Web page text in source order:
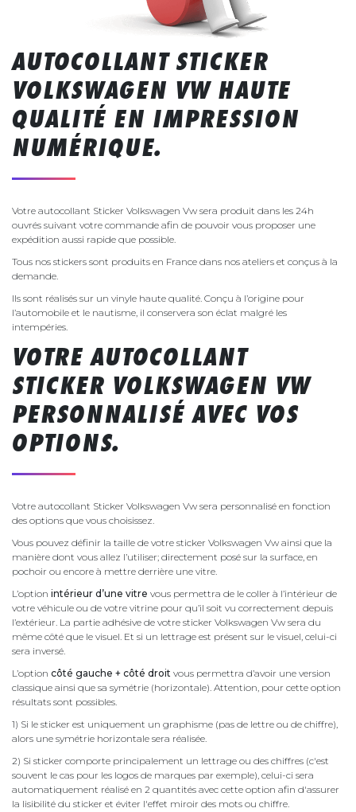
AUTOCOLLANT STICKER
VOLKSWAGEN VW HAUTE
QUALITÉ EN IMPRESSION
NUMÉRIQUE.
Votre autocollant Sticker Volkswagen Vw sera produit dans les 24h
ouvrés suivant votre commande afin de pouvoir vous proposer une
expédition aussi rapide que possible.
Tous nos stickers sont produits en France dans nos ateliers et conçus à la
demande.
Ils sont réalisés sur un vinyle haute qualité. Conçu à l’origine pour
l’automobile et le nautisme, il conservera son éclat malgré les
intempéries.
VOTRE AUTOCOLLANT
STICKER VOLKSWAGEN VW
PERSONNALISÉ AVEC VOS
OPTIONS.
Votre autocollant Sticker Volkswagen Vw sera personnalisé en fonction
des options que vous choisissez.
Vous pouvez définir la taille de votre sticker Volkswagen Vw ainsi que la
manière dont vous allez l’utiliser; directement posé sur la surface, en
pochoir ou encore à mettre derrière une vitre.
L’option intérieur d’une vitre vous permettra de le coller à l’intérieur de
votre véhicule ou de votre vitrine pour qu’il soit vu correctement depuis
l’extérieur. La partie adhésive de votre sticker Volkswagen Vw sera du
même côté que le visuel. Et si un lettrage est présent sur le visuel, celui-ci
sera inversé.
L’option côté gauche + côté droit vous permettra d’avoir une version
classique ainsi que sa symétrie (horizontale). Attention, pour cette option
résultats sont possibles.
1) Si le sticker est uniquement un graphisme (pas de lettre ou de chiffre),
alors une symétrie horizontale sera réalisée.
2) Si sticker comporte principalement un lettrage ou des chiffres (c'est
souvent le cas pour les logos de marques par exemple), celui-ci sera
automatiquement réalisé en 2 quantités avec cette option afin d'assurer
la lisibilité du sticker et éviter l'effet miroir des mots ou chiffre.